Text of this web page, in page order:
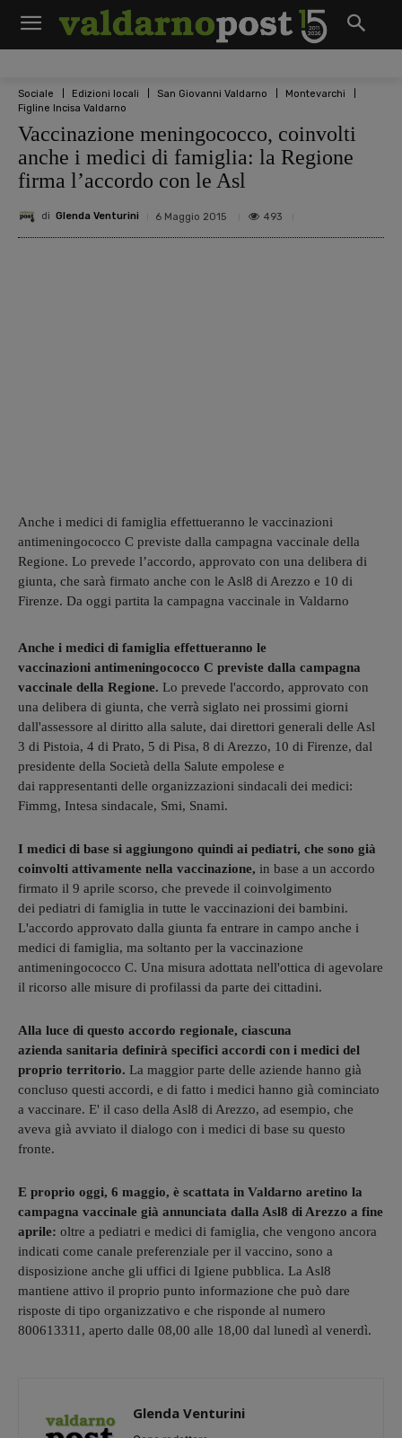
Sociale Edizioni locali San Giovanni Valdarno
Montevarchi
Figline Incisa Valdarno
Vaccinazione meningococco, coinvolti
anche i medici di famiglia: la Regione
firma l’accordo con le Asl
di Glenda Venturini 6 Maggio 2015 493
Anche i medici di famiglia effettueranno le vaccinazioni
antimeningococco C previste dalla campagna vaccinale della
Regione. Lo prevede l’accordo, approvato con una delibera di
giunta, che sarà firmato anche con le Asl8 di Arezzo e 10 di
Firenze. Da oggi partita la campagna vaccinale in Valdarno
Anche i medici di famiglia effettueranno le
vaccinazioni antimeningococco C previste dalla campagna
vaccinale della Regione. Lo prevede l'accordo, approvato con
una delibera di giunta, che verrà siglato nei prossimi giorni
dall'assessore al diritto alla salute, dai direttori generali delle Asl
3 di Pistoia, 4 di Prato, 5 di Pisa, 8 di Arezzo, 10 di Firenze, dal
presidente della Società della Salute empolese e
dai rappresentanti delle organizzazioni sindacali dei medici:
Fimmg, Intesa sindacale, Smi, Snami.
I medici di base si aggiungono quindi ai pediatri, che sono già
coinvolti attivamente nella vaccinazione, in base a un accordo
firmato il 9 aprile scorso, che prevede il coinvolgimento
dei pediatri di famiglia in tutte le vaccinazioni dei bambini.
L'accordo approvato dalla giunta fa entrare in campo anche i
medici di famiglia, ma soltanto per la vaccinazione
antimeningococco C. Una misura adottata nell'ottica di agevolare
il ricorso alle misure di profilassi da parte dei cittadini.
Alla luce di questo accordo regionale, ciascuna
azienda sanitaria definirà specifici accordi con i medici del
proprio territorio. La maggior parte delle aziende hanno già
concluso questi accordi, e di fatto i medici hanno già cominciato
a vaccinare. E' il caso della Asl8 di Arezzo, ad esempio, che
aveva già avviato il dialogo con i medici di base su questo
fronte.
E proprio oggi, 6 maggio, è scattata in Valdarno aretino la
campagna vaccinale già annunciata dalla Asl8 di Arezzo a fine
aprile: oltre a pediatri e medici di famiglia, che vengono ancora
indicati come canale preferenziale per il vaccino, sono a
disposizione anche gli uffici di Igiene pubblica. La Asl8
mantiene attivo il proprio punto informazione che può dare
risposte di tipo organizzativo e che risponde al numero
800613311, aperto dalle 08,00 alle 18,00 dal lunedì al venerdì.
Glenda Venturini